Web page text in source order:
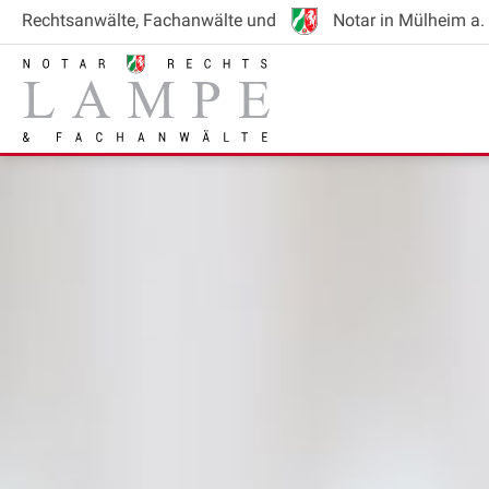
Rechtsanwälte, Fachanwälte und Notarin Mülheim a.